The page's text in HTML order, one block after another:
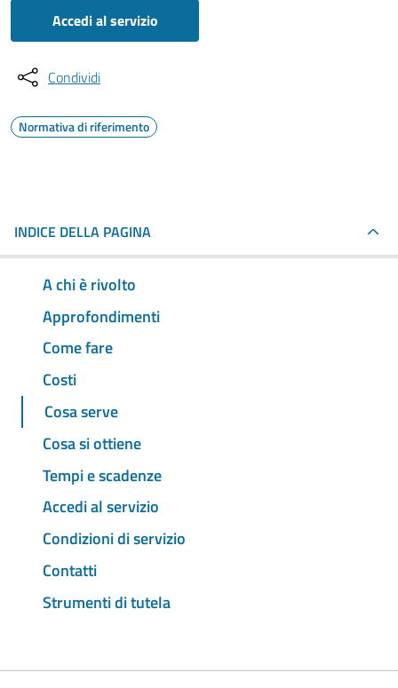
Accedi al servizio
Condividi
Normativa di riferimento
INDICE DELLA PAGINA
A chi è rivolto
Approfondimenti
Come fare
Costi
Cosa serve
Cosa si ottiene
Tempi e scadenze
Accedi al servizio
Condizioni di servizio
Contatti
Strumenti di tutela